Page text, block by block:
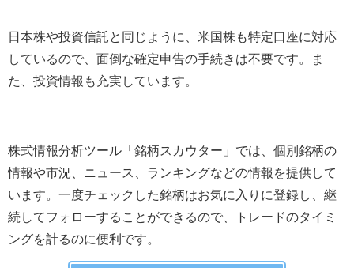
日本株や投資信託と同じように、米国株も特定口座に対応
しているので、面倒な確定申告の手続きは不要です。ま
た、投資情報も充実しています。
株式情報分析ツール「銘柄スカウター」では、個別銘柄の
情報や市況、ニュース、ランキングなどの情報を提供して
います。一度チェックした銘柄はお気に入りに登録し、継
続してフォローすることができるので、トレードのタイミ
ングを計るのに便利です。